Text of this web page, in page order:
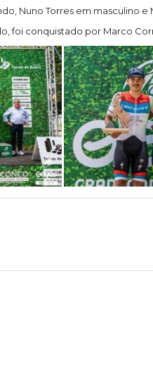
Nuno Torres em masculino
foi conquistado por Marco